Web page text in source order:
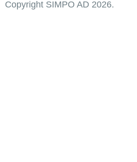
Copyright SIMPO AD 2026.